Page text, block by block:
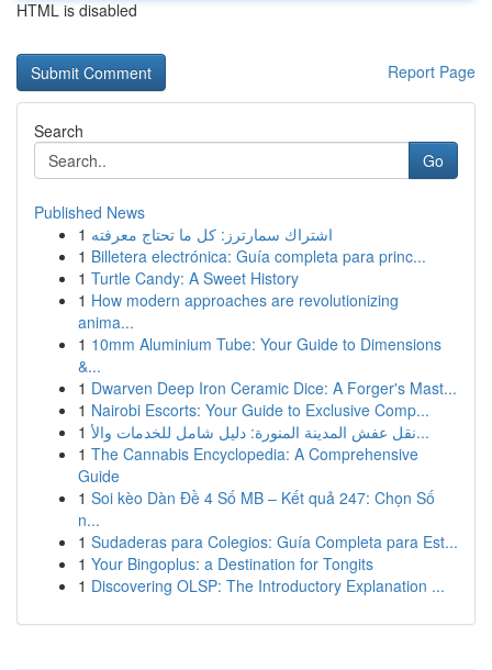
HTML is disabled
Report Page
Search
Go
Published News
1 اشتراك سمارترز: كل ما تحتاج معرفته
1 Billetera electrónica: Guía completa para princ...
1 Turtle Candy: A Sweet History
1 How modern approaches are revolutionizing
anima...
1 10mm Aluminium Tube: Your Guide to Dimensions
&...
1 Dwarven Deep Iron Ceramic Dice: A Forger's Mast...
1 Nairobi Escorts: Your Guide to Exclusive Comp...
1
نقل عفش المدينة المنورة: دليل شامل للخدمات والأ...
1 The Cannabis Encyclopedia: A Comprehensive
Guide
1 Soi kèo Dàn Đề 4 Số MB – Kết quả 247: Chọn Số
n...
1 Sudaderas para Colegios: Guía Completa para Est...
1 Your Bingoplus: a Destination for Tongits
1 Discovering OLSP: The Introductory Explanation ...